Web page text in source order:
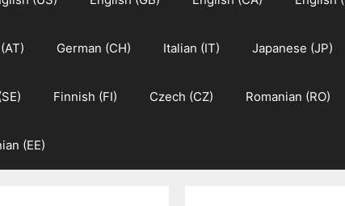
German (CH) Italian (IT) Japanese (JP)
Finnish (FI) Czech (CZ) Romanian (RO)
(EE)